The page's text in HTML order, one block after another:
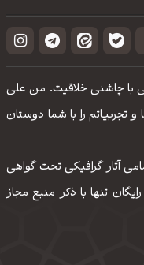
با چاشنی خلاقیت. من علی
تجربیاتم را با شما دوستان
آثار گرافیکی تحت گواهی
رایگان تنها با ذکر منبع مجاز